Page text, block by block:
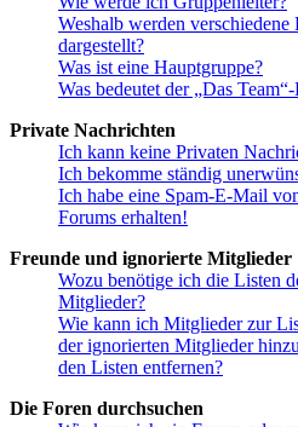
Weshalb werden
dargestellt?
Was ist eine Hauptgruppe?
Was bedeutet der „Das
Private Nachrichten
Ich kann keine Privaten
Ich bekomme ständig
Ich habe eine Spam-E-Mail
Forums erhalten!
Freunde und ignorierte Mitglieder
Wozu benötige ich die Listen
Mitglieder?
Wie kann ich Mitglieder zur
der ignorierten Mitglieder
den Listen entfernen?
Die Foren durchsuchen